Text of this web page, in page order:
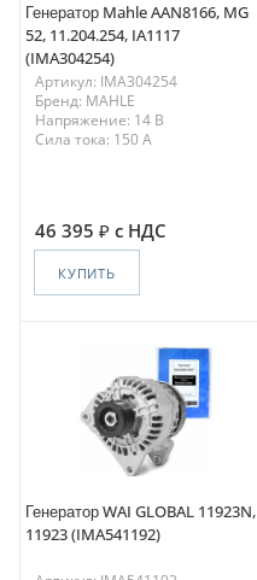
Генератор Mahle AAN8166, MG
52, 11.204.254, IA1117
(IMA304254)
Артикул: IMA304254
Бренд: MAHLE
Напряжение: 14 В
Сила тока: 150 A
46 395 с НДС
КУПИТЬ
Генератор WAI GLOBAL 11923N,
11923 (IMA541192)